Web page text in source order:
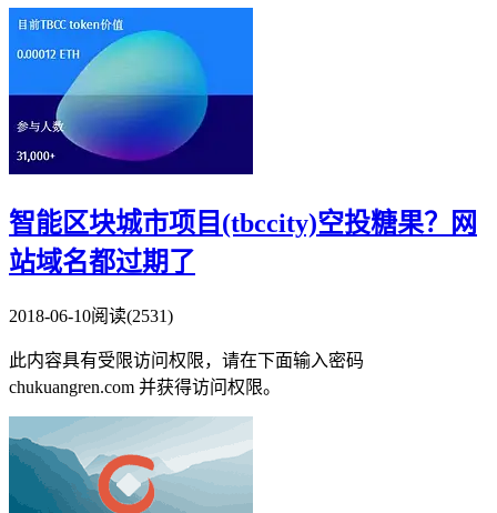
智能区块城市项目(tbccity)空投糖果？网
站域名都过期了
2018-06-10阅读(2531)
此内容具有受限访问权限，请在下面输入密码
chukuangren.com 并获得访问权限。